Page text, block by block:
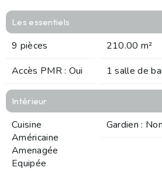
Les essentiels
9 pièces 210.00 m²
Accès PMR : Oui
1 salle de
Intérieur
Cuisine
Américaine
Amenagée
Equipée
Gardien : Non